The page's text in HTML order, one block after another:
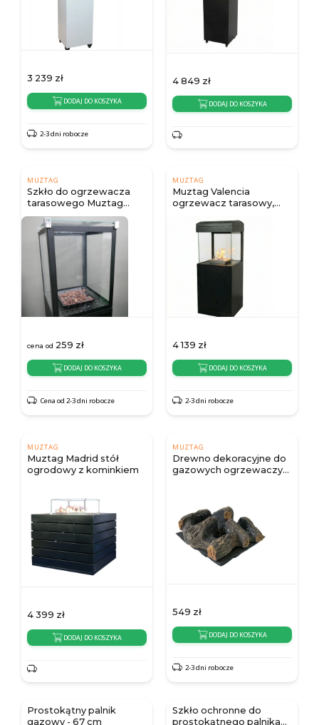
3 239 zł
DODAJ DO KOSZYKA
2-3 dni robocze
4 849 zł
DODAJ DO KOSZYKA
MUZTAG
Szkło do ogrzewacza
tarasowego Muztag
Marbella
cena od 259 zł
DODAJ DO KOSZYKA
Cena od 2-3 dni robocze
MUZTAG
Muztag Valencia
ogrzewacz tarasowy,
4 139 zł
DODAJ DO KOSZYKA
2-3 dni robocze
MUZTAG
Muztag Madrid stół
ogrodowy z kominkiem
4 399 zł
DODAJ DO KOSZYKA
MUZTAG
Drewno dekoracyjne do
gazowych ogrzewaczy
549 zł
DODAJ DO KOSZYKA
2-3 dni robocze
Prostokątny palnik
gazowy - 67 cm
Szkło ochronne do
prostokątnego palnika